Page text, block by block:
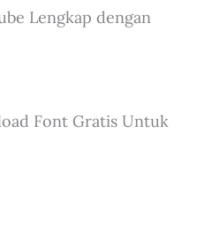
Lengkap dengan
Font Gratis Untuk